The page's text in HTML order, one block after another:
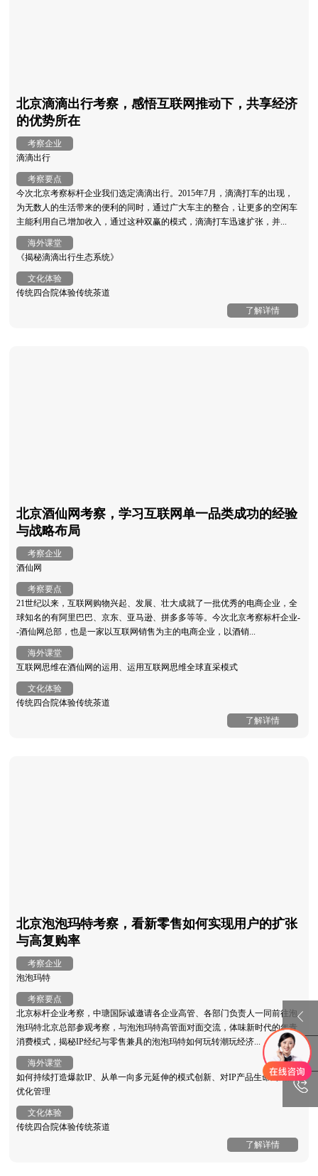
北京滴滴出行考察，感悟互联网推动下，共享经济
的优势所在
考察企业
滴滴出行
考察要点
今次北京考察标杆企业我们选定滴滴出行。2015年7月，滴滴打车的出现，
为无数人的生活带来的便利的同时，通过广大车主的整合，让更多的空闲车
主能利用自己增加收入，通过这种双赢的模式，滴滴打车迅速扩张，并...
海外课堂
《揭秘滴滴出行生态系统》
文化体验
传统四合院体验传统茶道
了解详情
北京酒仙网考察，学习互联网单一品类成功的经验
与战略布局
考察企业
酒仙网
考察要点
21世纪以来，互联网购物兴起、发展、壮大成就了一批优秀的电商企业，全
球知名的有阿里巴巴、京东、亚马逊、拼多多等等。今次北京考察标杆企业-
-酒仙网总部，也是一家以互联网销售为主的电商企业，以酒销...
海外课堂
互联网思维在酒仙网的运用、运用互联网思维全球直采模式
文化体验
传统四合院体验传统茶道
了解详情
北京泡泡玛特考察，看新零售如何实现用户的扩张
与高复购率
考察企业
泡泡玛特
考察要点
北京标杆企业考察，中瑭国际诚邀请各企业高管、各部门负责人一同前往泡
泡玛特北京总部参观考察，与泡泡玛特高管面对面交流，体味新时代的年青
消费模式，揭秘IP经纪与零售兼具的泡泡玛特如何玩转潮玩经济...
海外课堂
如何持续打造爆款IP、从单一向多元延伸的模式创新、对IP产品生命周期的
优化管理
文化体验
传统四合院体验传统茶道
了解详情